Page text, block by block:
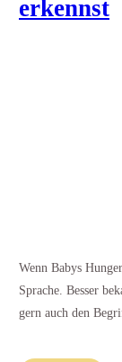
erkennst
Wenn Babys
Sprache. Besser
gern auch den